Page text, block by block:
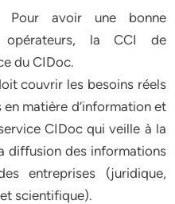
Pour avoir une bonne
opérateurs, la CCI de
du CIDoc.
couvrir les besoins réels
matière d’information et
CIDoc qui veille à la
diffusion des informations
entreprises (juridique,
scientifique).